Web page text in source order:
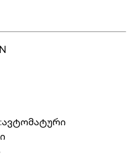
:ავტომატური